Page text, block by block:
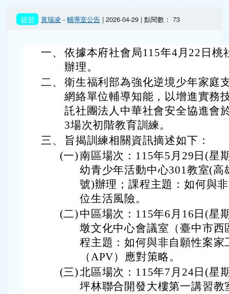
研習 黃瑞凌 -輔導室公告 | 2026-04-29 | 點閱數： 73
一、 依據本府社會局115年4月22日桃
辦理。
二、 衛生福利部為強化逆境少年家庭
網絡單位輔導知能，以增進實務
託社團法人中華社會安全協進會
3場次初階教育訓練。
三、
旨揭訓練相關資訊摘述如下：
(一)南區場次：115年5月29日(星
幼青少年活動中心301教室(
號)辦理；課程主題：如何與
位生活風險。
(二) 中區場次：115年6月16日(星
墩文化中心會議室（臺中市
程主題：如何與非自願性案
（APV）應對策略。
(三)北區場次：115年7月24日(星
坪林聯合開發大樓第一講習